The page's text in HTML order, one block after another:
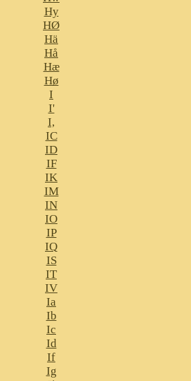
Hy
HØ
Hä
Hå
Hæ
Hø
I
I'
I,
IC
ID
IF
IK
IM
IN
IO
IP
IQ
IS
IT
IV
Ia
Ib
Ic
Id
If
Ig